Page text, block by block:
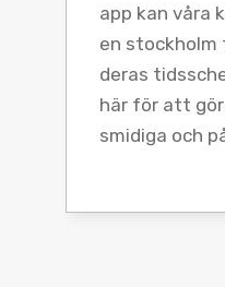
app kan våra
en stockholm
deras
här för att
smidiga och